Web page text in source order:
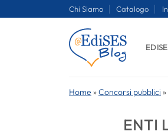
Chi Siamo Catalogo
Home »Concorsi pubblici »
ENTI